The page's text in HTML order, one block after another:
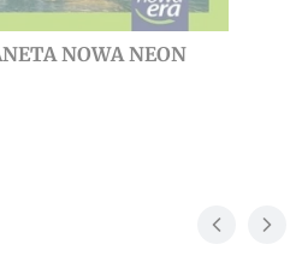
NOWA NEON